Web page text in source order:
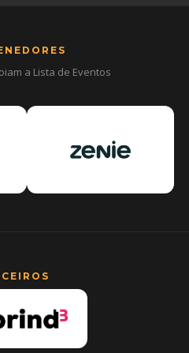
a Lista de Eventos